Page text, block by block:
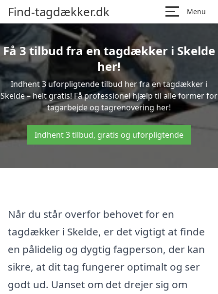
Find-tagdækker.dk Menu
Få 3 tilbud fra en tagdækker i Skelde
her!
Indhent 3 uforpligtende tilbud her fra en tagdækker i
Skelde – helt gratis! Få professionel hjælp til alle former for
tagarbejde og tagrenovering her!
Indhent 3 tilbud, gratis og uforpligtende
Når du står overfor behovet for en
tagdækker i Skelde, er det vigtigt at finde
en pålidelig og dygtig fagperson, der kan
sikre, at dit tag fungerer optimalt og ser
godt ud. Uanset om det drejer sig om